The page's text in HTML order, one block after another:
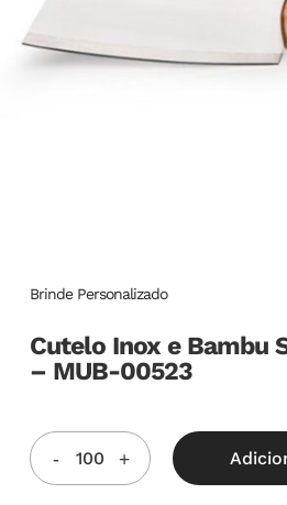
Brinde Personalizado
Cutelo Inox e Bambu
– MUB-00523